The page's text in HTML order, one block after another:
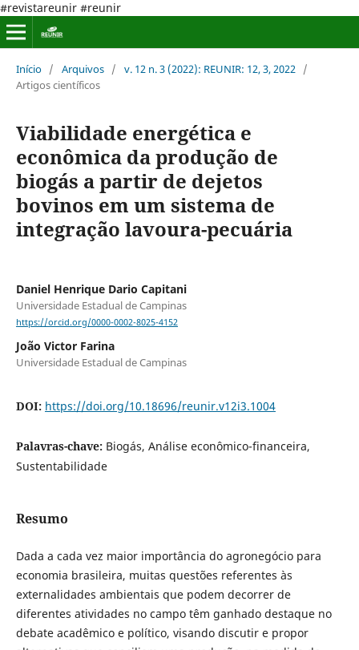
#revistareunir #reunir
Início / Arquivos / v. 12 n. 3 (2022): REUNIR: 12, 3, 2022 /
Artigos científicos
Viabilidade energética e
econômica da produção de
biogás a partir de dejetos
bovinos em um sistema de
integração lavoura-pecuária
Daniel Henrique Dario Capitani
Universidade Estadual de Campinas
https://orcid.org/0000-0002-8025-4152
João Victor Farina
Universidade Estadual de Campinas
DOI: https://doi.org/10.18696/reunir.v12i3.1004
Palavras-chave: Biogás, Análise econômico-financeira,
Sustentabilidade
Resumo
Dada a cada vez maior importância do agronegócio para
economia brasileira, muitas questões referentes às
externalidades ambientais que podem decorrer de
diferentes atividades no campo têm ganhado destaque no
debate acadêmico e político, visando discutir e propor